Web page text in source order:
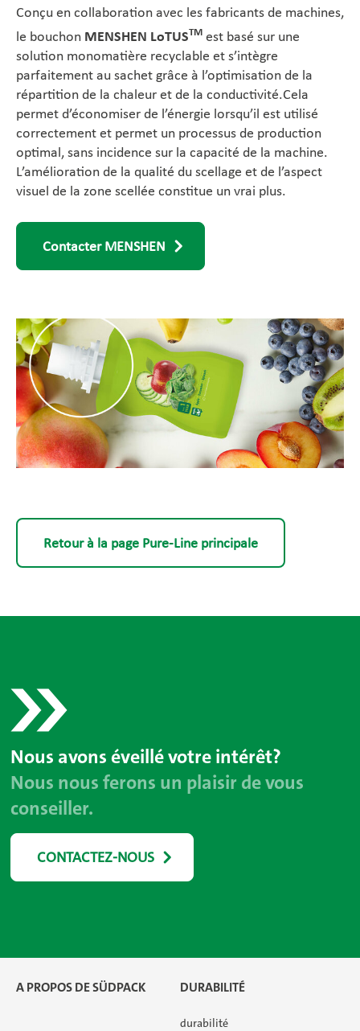
Conçu en collaboration avec les fabricants de machines,
le bouchon MENSHEN LoTUSTM est basé sur une
solution monomatière recyclable et s’intègre
parfaitement au sachet grâce à l’optimisation de la
répartition de la chaleur et de la conductivité.Cela
permet d’économiser de l’énergie lorsqu’il est utilisé
correctement et permet un processus de production
optimal, sans incidence sur la capacité de la machine.
L’amélioration de la qualité du scellage et de l’aspect
visuel de la zone scellée constitue un vrai plus.
Contacter MENSHEN
Retour à la page Pure-Line principale
Nous avons éveillé votre intérêt?
Nous nous ferons un plaisir de vous
conseiller.
CONTACTEZ-NOUS
A PROPOS DE SÜDPACK DURABILITÉ
durabilité